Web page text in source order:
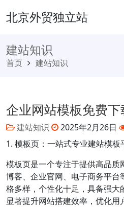
北京外贸独立站
建站知识
首页 建站知识
企业网站模板免费下
建站知识 2025年2月26日
1. 模板页：一站式专业建站模板
模板页是一个专注于提供高品质
博客、企业官网、电子商务平
格多样，个性化十足，具备强大
显著提升网站搭建效率，优化